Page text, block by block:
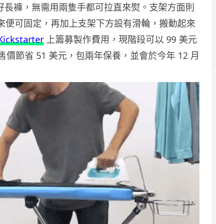
褲，無需用兩隻手都可拉直來熨。支架方面則
便可固定，再加上支架下方設有滑輪，搬動起來
上籌募製作費用，現階段可以 99 美元
價節省 51 美元，包兩年保養，並會於今年 12 月